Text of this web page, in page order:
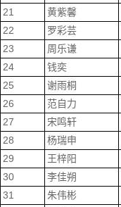
21
黄紫馨
22
罗彩芸
23
周乐谦
24
钱奕
25
谢雨桐
26
范自力
27
宋鸣轩
28
杨瑞申
29
王梓阳
30
李佳朔
31
朱伟彬